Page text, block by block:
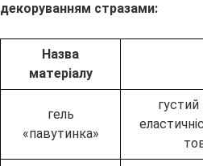
декоруванням стразами:
Назва
матеріалу
гель
«павутинка»